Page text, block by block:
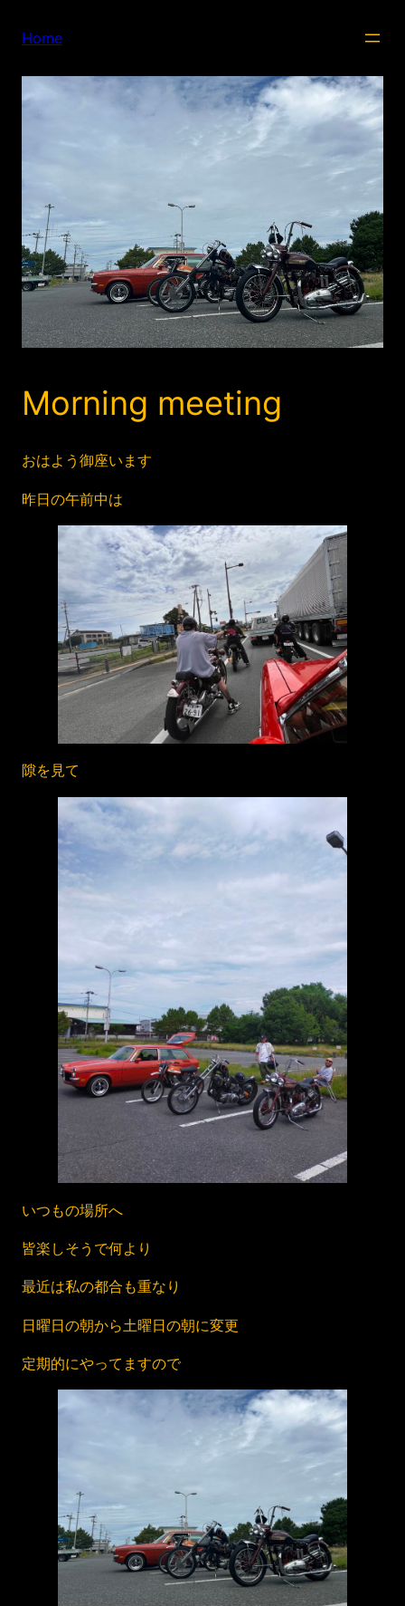
Home
Morning meeting
おはよう御座います
昨日の午前中は
隙を見て
いつもの場所へ
皆楽しそうで何より
最近は私の都合も重なり
日曜日の朝から土曜日の朝に変更
定期的にやってますので